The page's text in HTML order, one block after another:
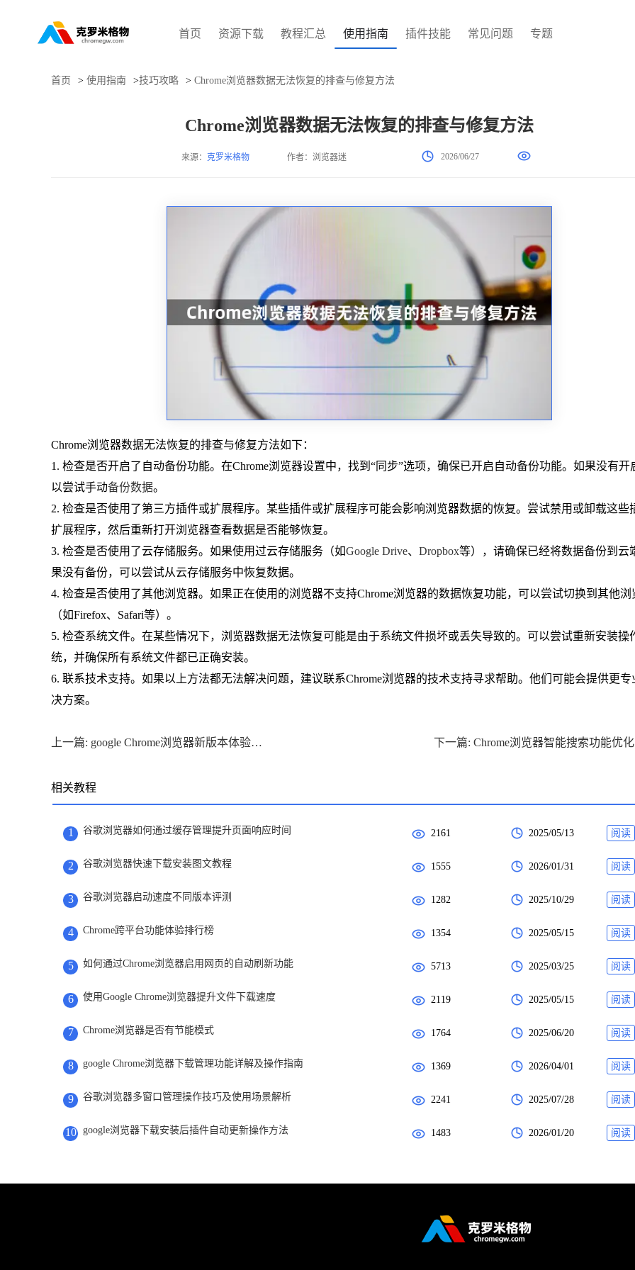
首页 资源下载 教程汇总 使用指南 插件技能 常见问题 专题
首页 > 使用指南 >技巧攻略 > Chrome浏览器数据无法恢复的排查与修复方法
Chrome浏览器数据无法恢复的排查与修复方法
来源： 克罗米格物 作者：浏览器迷 2026/06/27
Chrome浏览器数据无法恢复的排查与修复方法如下：
1. 检查是否开启了自动备份功能。在Chrome浏览器设置中，找到“同步”选项，确保已开启自动备份功能。如果没有开
以尝试手动备份数据。
2. 检查是否使用了第三方插件或扩展程序。某些插件或扩展程序可能会影响浏览器数据的恢复。尝试禁用或卸载这些
扩展程序，然后重新打开浏览器查看数据是否能够恢复。
3. 检查是否使用了云存储服务。如果使用过云存储服务（如Google Drive、 Dropbox等），请确保已经将数据备份到云
果没有备份，可以尝试从云存储服务中恢复数据。
4. 检查是否使用了其他浏览器。如果正在使用的浏览器不支持Chrome浏览器的数据恢复功能，可以尝试切换到其他浏
（如Firefox、Safari等）。
5. 检查系统文件。在某些情况下，浏览器数据无法恢复可能是由于系统文件损坏或丢失导致的。可以尝试重新安装操
统，并确保所有系统文件都已正确安装。
6. 联系技术支持。如果以上方法都无法解决问题，建议联系Chrome浏览器的技术支持寻求帮助。他们可能会提供更专
决方案。
上一篇: google Chrome浏览器新版本体验分析
相关教程
1 谷歌浏览器如何通过缓存管理提升页面响应时间 2161 2025/05/13 阅读
2 谷歌浏览器快速下载安装图文教程 1555 2026/01/31 阅读
3 谷歌浏览器启动速度不同版本评测 1282 2025/10/29 阅读
4 Chrome跨平台功能体验排行榜 1354 2025/05/15 阅读
5 如何通过Chrome浏览器启用网页的自动刷新功能 5713 2025/03/25 阅读
6 使用Google Chrome浏览器提升文件下载速度 2119 2025/05/15 阅读
7 Chrome浏览器是否有节能模式 1764 2025/06/20 阅读
8 google Chrome浏览器下载管理功能详解及操作指南 1369 2026/04/01 阅读
9 谷歌浏览器多窗口管理操作技巧及使用场景解析 2241 2025/07/28 阅读
10 google浏览器下载安装后插件自动更新操作方法 1483 2026/01/20 阅读